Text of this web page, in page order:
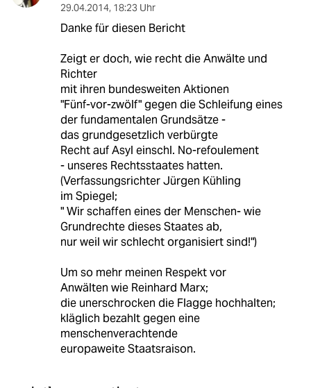
29.04.2014, 18:23 Uhr
Danke für diesen Bericht
Zeigt er doch, wie recht die Anwälte und
Richter
mit ihren bundesweiten Aktionen
"Fünf-vor-zwölf" gegen die Schleifung eines
der fundamentalen Grundsätze -
das grundgesetzlich verbürgte
Recht auf Asyl einschl. No-refoulement
- unseres Rechtsstaates hatten.
(Verfassungsrichter Jürgen Kühling
im Spiegel;
" Wir schaffen eines der Menschen- wie
Grundrechte dieses Staates ab,
nur weil wir schlecht organisiert sind!")
Um so mehr meinen Respekt vor
Anwälten wie Reinhard Marx;
die unerschrocken die Flagge hochhalten;
kläglich bezahlt gegen eine
menschenverachtende
europaweite Staatsraison.